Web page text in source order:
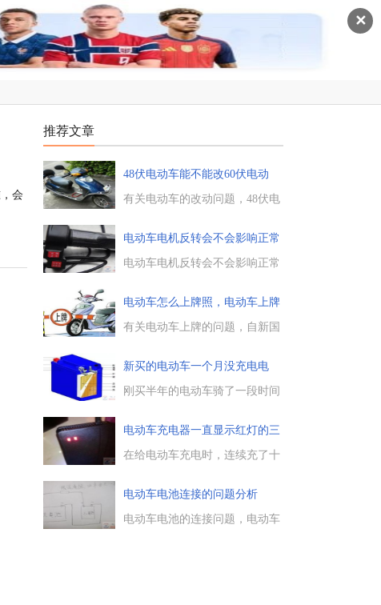
✕
会
推荐文章
48伏电动车能不能改60伏电动
车，需
有关电动车的改动问题，48伏电
以的话，需要换哪些配件，是否
需要增加电池，是否需要更换控
制器，下面电工天下小编带大家
电动车电机反转会不会影响正常
行
电动车电机反转会不会影响正常
现反转的问题时，先检查下是否
打开了倒档开关。有时按开了车
上的开关按钮，打开了倒档，就
电动车怎么上牌照，电动车上牌
需要
有关电动车上牌的问题，自新国
风，而上牌过程中，很多电动车
用户会有一个疑问，那就是电动
车怎么上牌照，需要哪些证件，
新买的电动车一个月没充电电
池“
刚买半年的电动车骑了一段时间
无论如何充不上了，这是电
池“饿死了”，新买的电动车一个
月没充电电池“饿死”的问题，下
电动车充电器一直显示红灯的三
大
在给电动车充电时，连续充了十
灯，这是什么原因引起的，是充
电器出现了故障，还是电池有失
水现象，这里总结了三种原因，
电动车电池连接的问题分析
电动车电池的连接问题，电动车